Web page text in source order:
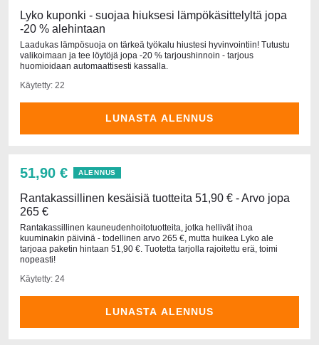
Lyko kuponki - suojaa hiuksesi lämpökäsittelyltä jopa
-20 % alehintaan
Laadukas lämpösuoja on tärkeä työkalu hiustesi hyvinvointiin! Tutustu
valikoimaan ja tee löytöjä jopa -20 % tarjoushinnoin - tarjous
huomioidaan automaattisesti kassalla.
Käytetty: 22
LUNASTA ALENNUS
51,90 € ALENNUS
Rantakassillinen kesäisiä tuotteita 51,90 € - Arvo jopa
265 €
Rantakassillinen kauneudenhoitotuotteita, jotka hellivät ihoa
kuuminakin päivinä - todellinen arvo 265 €, mutta huikea Lyko ale
tarjoaa paketin hintaan 51,90 €. Tuotetta tarjolla rajoitettu erä, toimi
nopeasti!
Käytetty: 24
LUNASTA ALENNUS